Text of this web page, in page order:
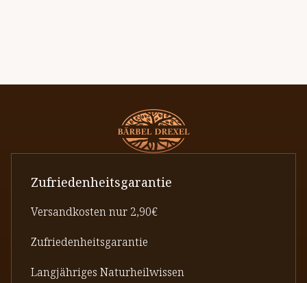
Zufriedenheitsgarantie
Versandkosten nur 2,90€
Zufriedenheitsgarantie
Langjähriges Naturheilwissen